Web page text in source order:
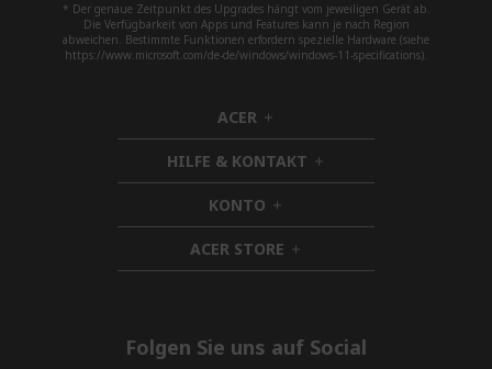
* Der genaue Zeitpunkt des Upgrades hängt vom jeweiligen Gerät ab.
Die Verfügbarkeit von Apps und Features kann je nach Region
abweichen. Bestimmte Funktionen erfordern spezielle Hardware (siehe
https://www.microsoft.com/de-de/windows/windows-11-specifications).
ACER h
i
d
d
e
n
HILFE & KONTAKT h
i
d
n
KONTO h
i
d
d
ACER STORE h
i
e
Folgen Sie uns auf Social